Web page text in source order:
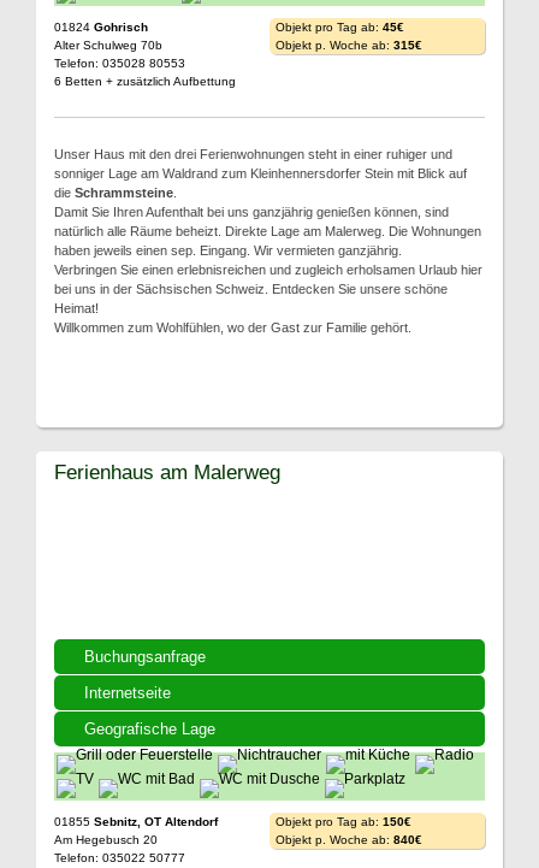
01824 Gohrisch
Alter Schulweg 70b
Telefon: 035028 80553
6 Betten + zusätzlich Aufbettung
Objekt pro Tag ab: 45€
Objekt p. Woche ab: 315€
Unser Haus mit den drei Ferienwohnungen steht in einer ruhiger und
sonniger Lage am Waldrand zum Kleinhennersdorfer Stein mit Blick auf
die Schrammsteine
Damit Sie Ihren Aufenthalt bei uns ganzjährig genießen können, sind
natürlich alle Räume beheizt. Direkte Lage am Malerweg. Die Wohnungen
haben jeweils einen sep. Eingang. Wir vermieten ganzjährig.
Verbringen Sie einen erlebnisreichen und zugleich erholsamen Urlaub hier
bei uns in der Sächsischen Schweiz. Entdecken Sie unsere schöne
Heimat!
Willkommen zum Wohlfühlen, wo der Gast zur Familie gehört.
Buchungsanfrage
Internetseite
Geografische Lage
Ferienhaus am Malerweg
01855 Sebnitz, OT Altendorf
Am Hegebusch 20
Telefon: 035022 50777
Objekt pro Tag ab: 150€
Objekt p. Woche ab: 840€